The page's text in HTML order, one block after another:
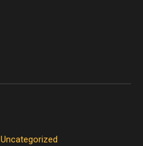
Uncategorized